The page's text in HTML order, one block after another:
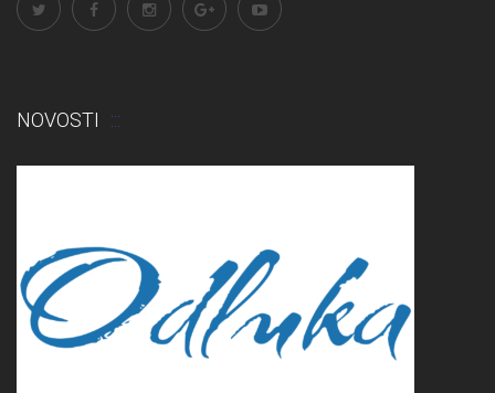
NOVOSTI